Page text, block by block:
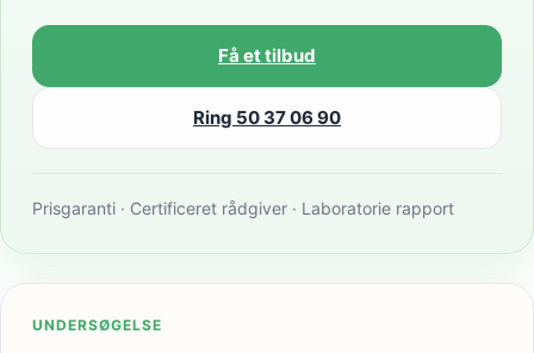
Få et tilbud
Ring 50 37 06 90
Prisgaranti · Certificeret rådgiver · Laboratorie rapport
UNDERSØGELSE